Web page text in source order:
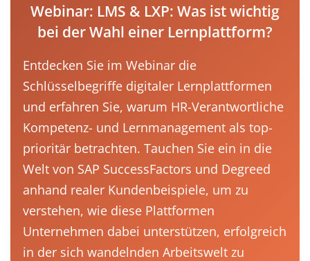
Webinar: LMS & LXP: Was ist wichtig
bei der Wahl einer Lernplattform?
Entdecken Sie im Webinar die
Schlüsselbegriffe digitaler Lernplattformen
und erfahren Sie, warum HR-Verantwortliche
Kompetenz- und Lernmanagement als top-
prioritär betrachten. Tauchen Sie ein in die
Welt von SAP SuccessFactors und Degreed
anhand realer Kundenbeispiele, um zu
verstehen, wie diese Plattformen
Unternehmen dabei unterstützen, erfolgreich
in der sich wandelnden Arbeitswelt zu